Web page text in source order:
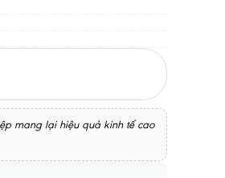
mang lại hiệu quả kinh tế cao